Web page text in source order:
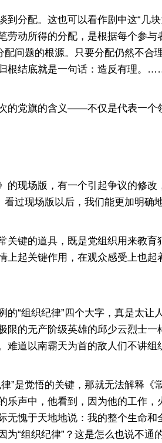
分配。这也可以看作剧中这“几块
劳动所得的分配，是根据每个参
问题的根源。只要分配仍然不合
根结底就是一句话：造反有理。
党旗的含义——不仅是代表一个领
现场版，有一个引起争议的修改
看过现场版以后，我们能更加明确
键的道具，既是党组织用来教育
上起关键作用，在观众感受上也
“组织纪律”四个大字，真是太让
限的无产阶级英雄的邱少云烈士
难道以南霸天为首的敌人们不讲组
是觉悟的关键，那就无法解释《
乐声中，他看到，因为他的工作
无愧于天地地说：我的整个生命
“组织纪律”？这是怎么也说不通的